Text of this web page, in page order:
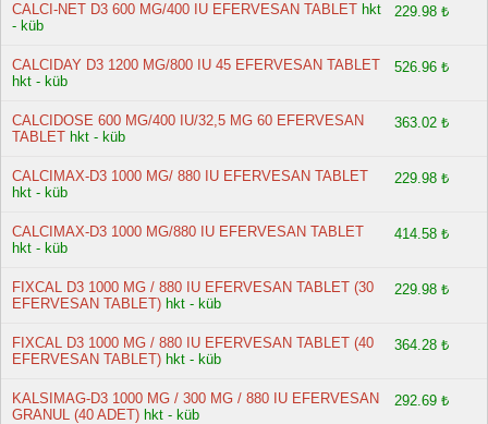
CALCI-NET D3 600 MG/400 IU EFERVESAN TABLET hkt
- küb
229.98 ₺
CALCIDAY D3 1200 MG/800 IU 45 EFERVESAN TABLET
hkt - küb
526.96 ₺
CALCIDOSE 600 MG/400 IU/32,5 MG 60 EFERVESAN
TABLET hkt - küb
363.02 ₺
CALCIMAX-D3 1000 MG/ 880 IU EFERVESAN TABLET
hkt - küb
229.98 ₺
CALCIMAX-D3 1000 MG/880 IU EFERVESAN TABLET
hkt - küb
414.58 ₺
FIXCAL D3 1000 MG / 880 IU EFERVESAN TABLET (30
EFERVESAN TABLET) hkt - küb
229.98 ₺
FIXCAL D3 1000 MG / 880 IU EFERVESAN TABLET (40
EFERVESAN TABLET) hkt - küb
364.28 ₺
KALSIMAG-D3 1000 MG / 300 MG / 880 IU EFERVESAN
GRANUL (40 ADET) hkt - küb
292.69 ₺